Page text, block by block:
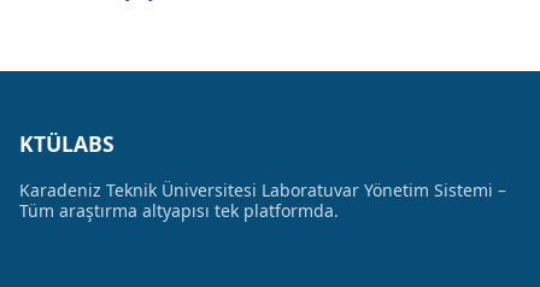
KTÜLABS
Karadeniz Teknik Üniversitesi Laboratuvar Yönetim Sistemi –
Tüm araştırma altyapısı tek platformda.